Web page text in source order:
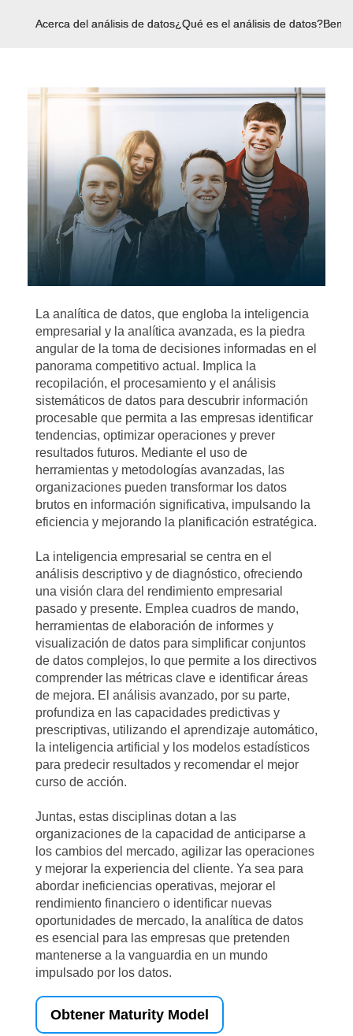
Acerca del análisis de datos¿Qué es el análisis de datos?
La analítica de datos, que engloba la inteligencia
empresarial y la analítica avanzada, es la piedra
angular de la toma de decisiones informadas en el
panorama competitivo actual. Implica la
recopilación, el procesamiento y el análisis
sistemáticos de datos para descubrir información
procesable que permita a las empresas identificar
tendencias, optimizar operaciones y prever
resultados futuros. Mediante el uso de
herramientas y metodologías avanzadas, las
organizaciones pueden transformar los datos
brutos en información significativa, impulsando la
eficiencia y mejorando la planificación estratégica.
La inteligencia empresarial se centra en el
análisis descriptivo y de diagnóstico, ofreciendo
una visión clara del rendimiento empresarial
pasado y presente. Emplea cuadros de mando,
herramientas de elaboración de informes y
visualización de datos para simplificar conjuntos
de datos complejos, lo que permite a los directivos
comprender las métricas clave e identificar áreas
de mejora. El análisis avanzado, por su parte,
profundiza en las capacidades predictivas y
prescriptivas, utilizando el aprendizaje automático,
la inteligencia artificial y los modelos estadísticos
para predecir resultados y recomendar el mejor
curso de acción.
Juntas, estas disciplinas dotan a las
organizaciones de la capacidad de anticiparse a
los cambios del mercado, agilizar las operaciones
y mejorar la experiencia del cliente. Ya sea para
abordar ineficiencias operativas, mejorar el
rendimiento financiero o identificar nuevas
oportunidades de mercado, la analítica de datos
es esencial para las empresas que pretenden
mantenerse a la vanguardia en un mundo
impulsado por los datos.
Obtener Maturity Model